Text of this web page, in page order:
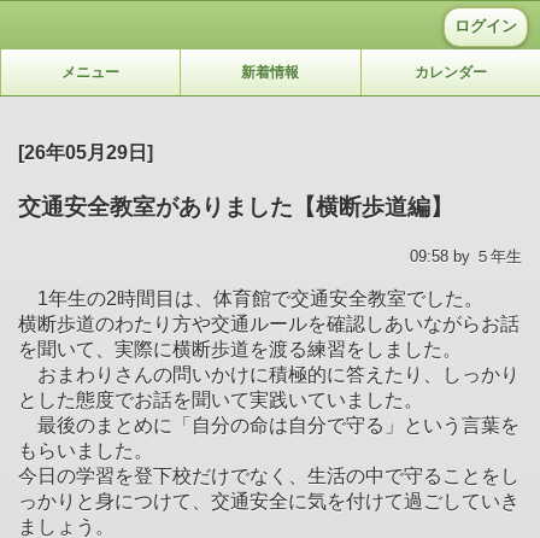
ログイン
メニュー 新着情報 カレンダー
[26年05月29日]
交通安全教室がありました【横断歩道編】
09:58 by ５年生
1年生の2時間目は、体育館で交通安全教室でした。
横断歩道のわたり方や交通ルールを確認しあいながらお話
を聞いて、実際に横断歩道を渡る練習をしました。
おまわりさんの問いかけに積極的に答えたり、しっかり
とした態度でお話を聞いて実践いていました。
最後のまとめに「自分の命は自分で守る」という言葉を
もらいました。
今日の学習を登下校だけでなく、生活の中で守ることをし
っかりと身につけて、交通安全に気を付けて過ごしていき
ましょう。